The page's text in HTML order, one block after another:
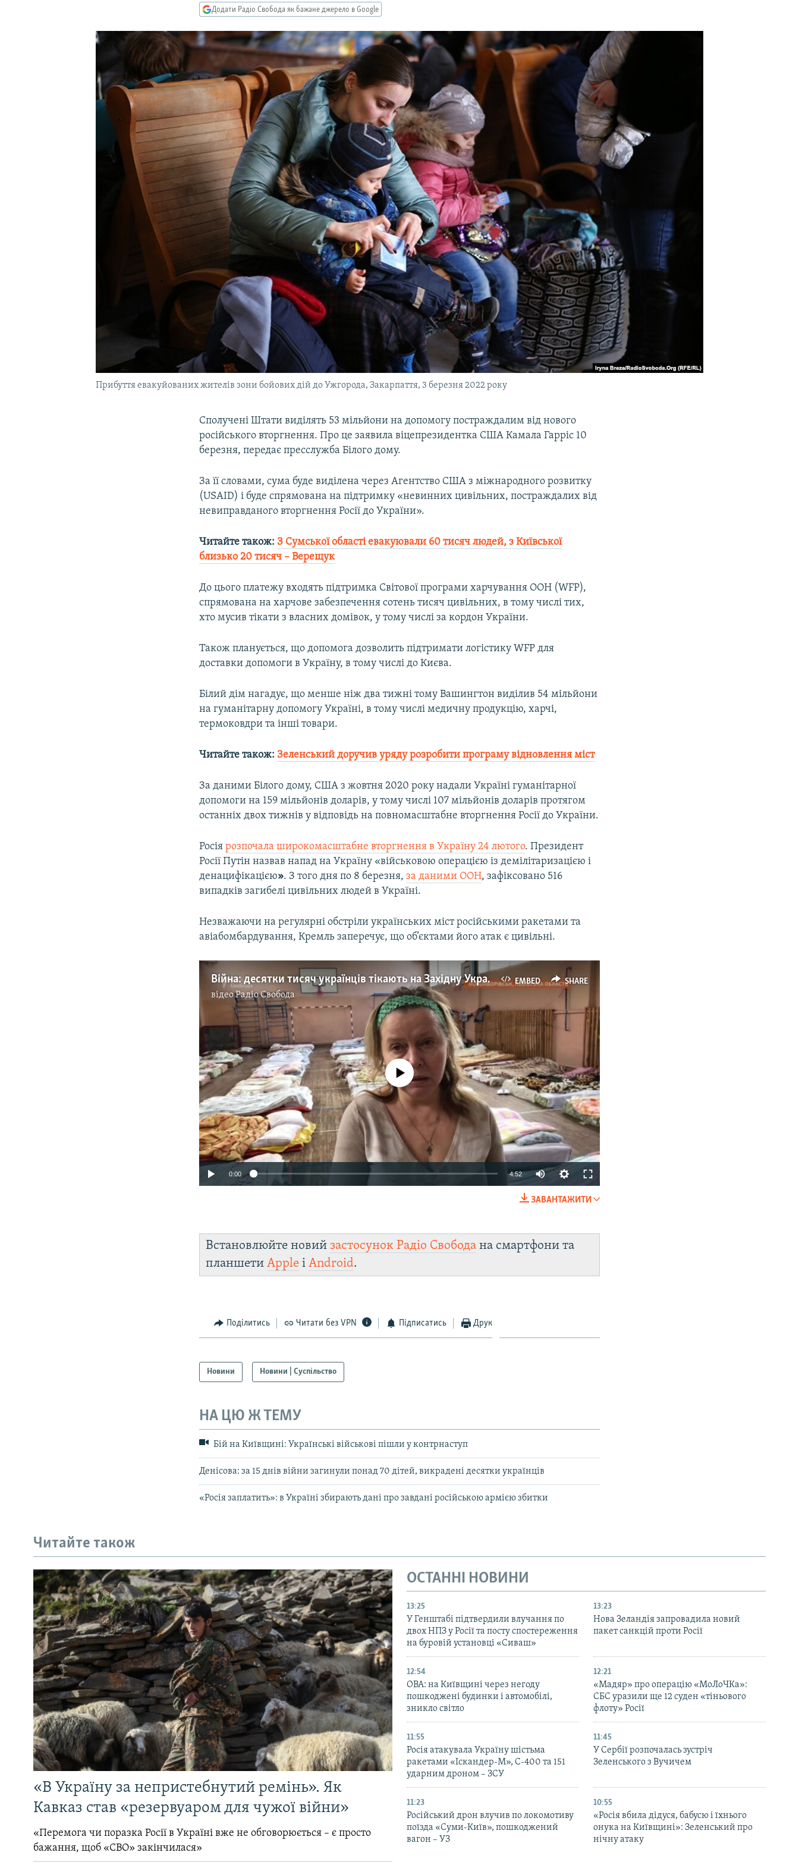
Додати Радіо Свобода як бажане джерело в Google
Прибуття евакуйованих жителів зони бойових дій до Ужгорода, Закарпаття, 3 березня 2022 року
Сполучені Штати виділять 53 мільйони на допомогу постраждалим від нового
російського вторгнення. Про це заявила віцепрезидентка США Камала Гарріс 10
березня, передає пресслужба Білого дому.
За її словами, сума буде виділена через Агентство США з міжнародного розвитку
(USAID) і буде спрямована на підтримку «невинних цивільних, постраждалих від
невиправданого вторгнення Росії до України».
Читайте також: З Сумської області евакуювали 60 тисяч людей, з Київської
близько 20 тисяч – Верещук
До цього платежу входять підтримка Світової програми харчування ООН (WFP),
спрямована на харчове забезпечення сотень тисяч цивільних, в тому числі тих,
хто мусив тікати з власних домівок, у тому числі за кордон України.
Також планується, що допомога дозволить підтримати логістику WFP для
доставки допомоги в Україну, в тому числі до Києва.
Білий дім нагадує, що менше ніж два тижні тому Вашингтон виділив 54 мільйони
на гуманітарну допомогу Україні, в тому числі медичну продукцію, харчі,
термоковдри та інші товари.
Читайте також: Зеленський доручив уряду розробити програму відновлення міст
За даними Білого дому, США з жовтня 2020 року надали Україні гуманітарної
допомоги на 159 мільйонів доларів, у тому числі 107 мільйонів доларів протягом
останніх двох тижнів у відповідь на повномасштабне вторгнення Росії до України.
Росіярозпочала широкомасштабне вторгнення в Україну 24 лютого. Президент
Росії Путін назвав напад на Україну «військовою операцією із демілітаризацією і
денацифікацією». З того дня по 8 березня,за даними ООН, зафіксовано 516
випадків загибелі цивільних людей в Україні.
Незважаючи на регулярні обстріли українських міст російськими ракетами та
авіабомбардування, Кремль заперечує, що об’єктами його атак є цивільні.
EMBED SHARE
Війна: десятки тисяч українців тікають на Західну Україну (відео)
відеоРадіо Свобода
Auto 240p 360p 480p
No media source currently available
0:00 4:52 Auto
480p
ЗАВАНТАЖИТИ
Встановлюйте новийзастосунок Радіо Свобода на смартфони та
планшетиApple іAndroid.
Поділитись Читати без VPN Підписатись Друк
Новини Новини | Суспільство
НА ЦЮ Ж ТЕМУ
Бій на Київщині: Українські військові пішли у контрнаступ
Денісова: за 15 днів війни загинули понад 70 дітей, викрадені десятки українців
«Росія заплатить»: в Україні збирають дані про завдані російською армією збитки
Читайте також
«В Україну за непристебнутий ремінь». Як
Кавказ став «резервуаром для чужої війни»
«Перемога чи поразка Росії в Україні вже не обговорюється – є просто
бажання, щоб «СВО» закінчилася»
ОСТАННІ НОВИНИ
13:25
У Генштабі підтвердили влучання по
двох НПЗ у Росії та посту спостереження
на буровій установці «Сиваш»
13:23
Нова Зеландія запровадила новий
пакет санкцій проти Росії
12:54
ОВА: на Київщині через негоду
пошкоджені будинки і автомобілі,
зникло світло
12:21
«Мадяр» про операцію «МоЛоЧКа»:
СБС уразили ще 12 суден «тіньового
флоту» Росії
11:55
Росія атакувала Україну шістьма
ракетами «Іскандер-М», С-400 та 151
ударним дроном – ЗСУ
11:45
У Сербії розпочалась зустріч
Зеленського з Вучичем
11:23
Російський дрон влучив по локомотиву
поїзда «Суми-Київ», пошкоджений
вагон – УЗ
10:55
«Росія вбила дідуся, бабусю і їхнього
онука на Київщині»: Зеленський про
нічну атаку